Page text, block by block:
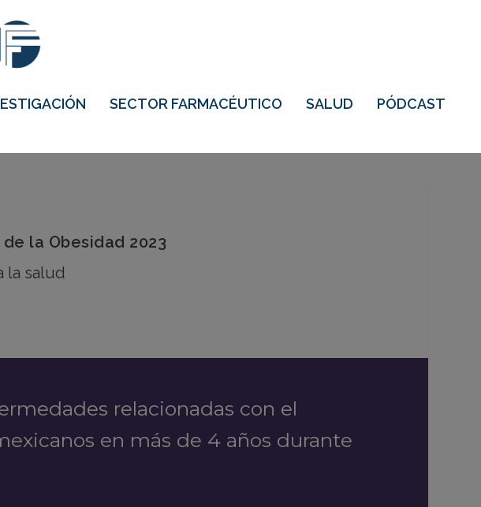
SECTOR FARMACÉUTICO SALUD PÓDCAST
la Obesidad 2023
la salud
relacionadas con el
en más de 4 años durante